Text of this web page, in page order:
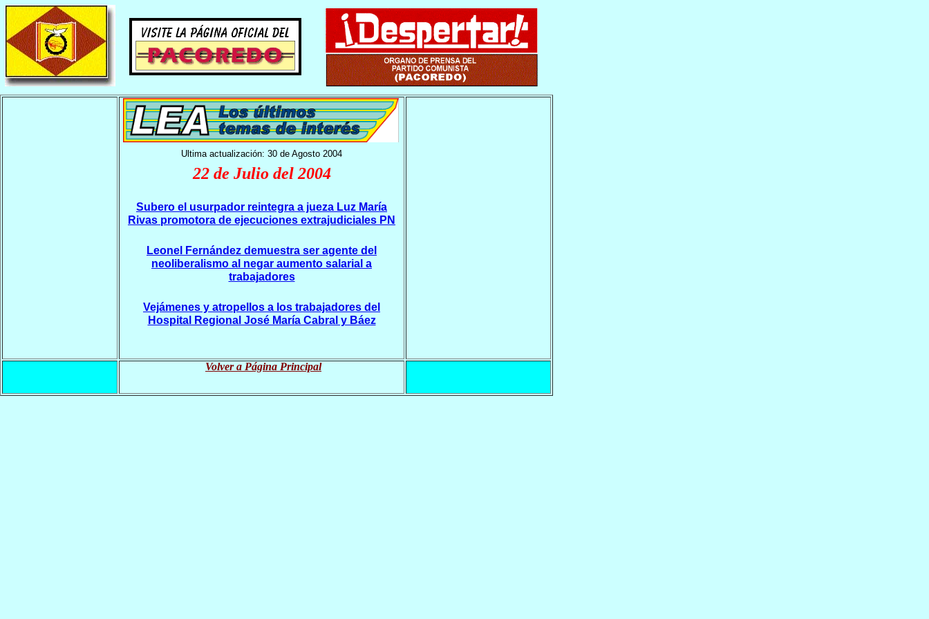
Ultima actualización: 30 de Agosto 2004
22 de Julio del 2004
Subero el usurpador reintegra a jueza Luz María
Rivas promotora de ejecuciones extrajudiciales PN
Leonel Fernández demuestra ser agente del
neoliberalismo al negar aumento salarial a
trabajadores
Vejámenes y atropellos a los trabajadores del
Hospital Regional José María Cabral y Báez
Volver a Página Principal